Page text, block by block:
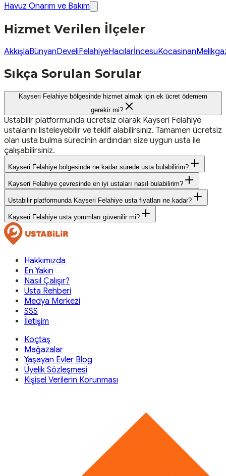
Havuz Onarım ve Bakım
Hizmet Verilen İlçeler
AkkışlaBünyanDeveliFelahiyeHacılarİncesuKocasinan
Sıkça Sorulan Sorular
Kayseri Felahiye bölgesinde hizmet almak için ek ücret ödemem
gerekir mi?
Ustabilir platformunda ücretsiz olarak Kayseri Felahiye
ustalarını listeleyebilir ve teklif alabilirsiniz. Tamamen ücretsiz
olan usta bulma sürecinin ardından size uygun usta ile
çalışabilirsiniz.
Kayseri Felahiye bölgesinde ne kadar sürede usta bulabilirim?
Kayseri Felahiye çevresinde en iyi ustaları nasıl bulabilirim?
Ustabilir platformunda Kayseri Felahiye usta fiyatları ne kadar?
Kayseri Felahiye usta yorumları güvenilir mi?
Hakkımızda
En Yakın
Nasıl Çalışır?
Usta Rehberi
Medya Merkezi
SSS
İletişim
Koçtaş
Mağazalar
Yaşayan Evler Blog
Üyelik Sözleşmesi
Kişisel Verilerin Korunması